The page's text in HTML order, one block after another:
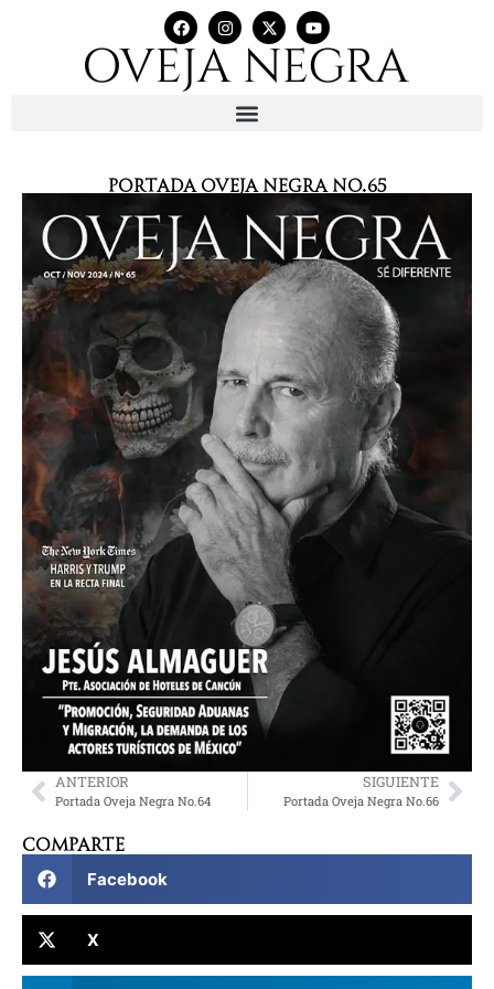
Portada Oveja Negra No.65
ANTERIOR
Portada Oveja Negra No.64
SIGUIENTE
Portada Oveja Negra No.66
Comparte
Facebook
X